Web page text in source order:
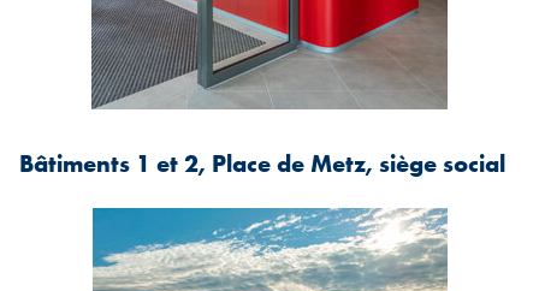
Bâtiments 1 et 2, Place de Metz, siège social